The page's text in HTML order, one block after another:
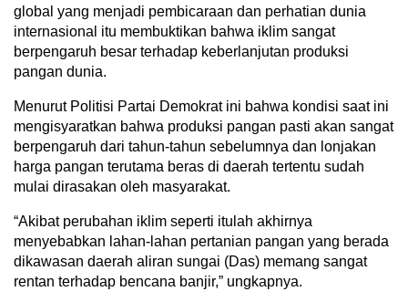
global yang menjadi pembicaraan dan perhatian dunia
internasional itu membuktikan bahwa iklim sangat
berpengaruh besar terhadap keberlanjutan produksi
pangan dunia.
Menurut Politisi Partai Demokrat ini bahwa kondisi saat ini
mengisyaratkan bahwa produksi pangan pasti akan sangat
berpengaruh dari tahun-tahun sebelumnya dan lonjakan
harga pangan terutama beras di daerah tertentu sudah
mulai dirasakan oleh masyarakat.
“Akibat perubahan iklim seperti itulah akhirnya
menyebabkan lahan-lahan pertanian pangan yang berada
dikawasan daerah aliran sungai (Das) memang sangat
rentan terhadap bencana banjir,” ungkapnya.